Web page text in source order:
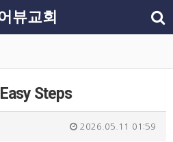
뷰교회
Steps
2026.05.11 01:59